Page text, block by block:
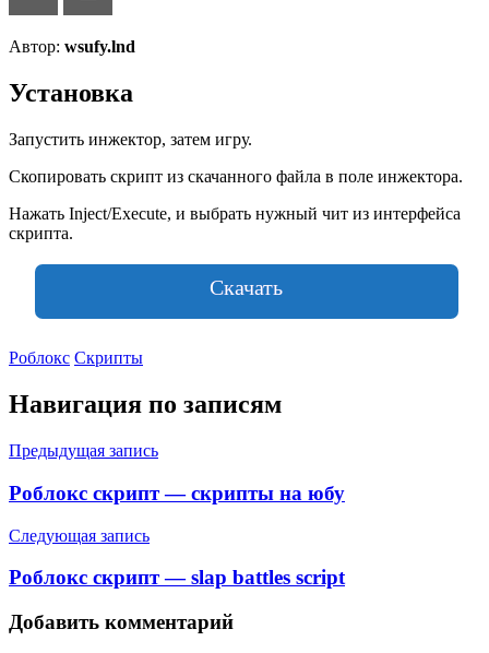
Автор: wsufy.lnd
Установка
Запустить инжектор, затем игру.
Скопировать скрипт из скачанного файла в поле инжектора.
Нажать Inject/Execute, и выбрать нужный чит из интерфейса
скрипта.
Скачать
Роблокс Скрипты
Навигация по записям
Предыдущая запись
Роблокс скрипт — скрипты на юбу
Следующая запись
Роблокс скрипт — slap battles script
Добавить комментарий